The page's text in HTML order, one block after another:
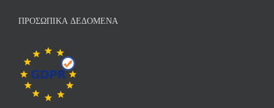
ΠΡΟΣΩΠΙΚΆ ΔΕΔΟΜΈΝΑ